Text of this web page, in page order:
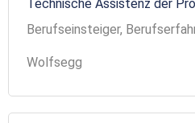
Technische Assistenz der
Berufseinsteiger,
Wolfsegg